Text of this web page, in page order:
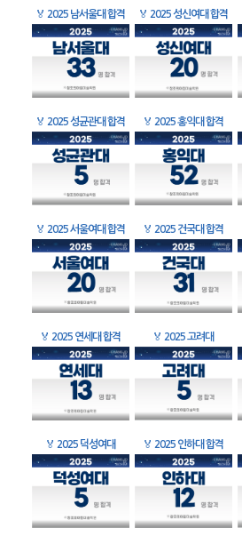
🏅 2025 남서울대 합격 🏅 2025 성신여대 합격
🏅 2025 성균관대 합격 🏅 2025 홍익대 합격
🏅 2025 서울여대 합격 🏅 2025 건국대 합격
🏅 2025 연세대 합격 🏅 2025 고려대
🏅 2025 덕성여대 🏅 2025 인하대 합격